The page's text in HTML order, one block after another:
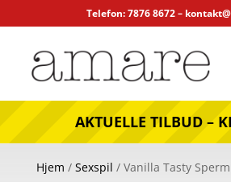
Telefon: 7876 8672 –
AKTUELLE TILBUD –
Hjem / Sexspil / Vanilla Tasty